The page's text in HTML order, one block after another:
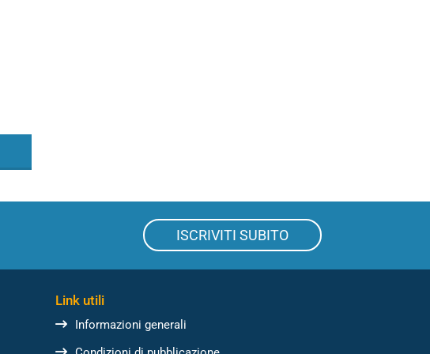
ISCRIVITI SUBITO
Link utili
Informazioni generali